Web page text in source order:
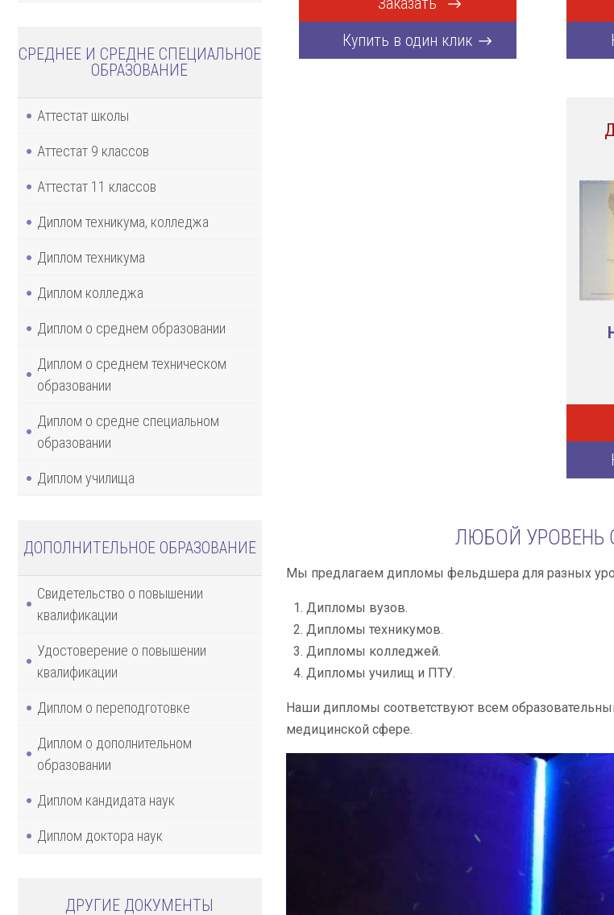
СРЕДНЕЕ И СРЕДНЕ СПЕЦИАЛЬНОЕ
ОБРАЗОВАНИЕ
Аттестат школы
Аттестат 9 классов
Аттестат 11 классов
Диплом техникума, колледжа
Диплом техникума
Диплом колледжа
Диплом о среднем образовании
Диплом о среднем техническом
образовании
Диплом о средне специальном
образовании
Диплом училища
ДОПОЛНИТЕЛЬНОЕ ОБРАЗОВАНИЕ
Свидетельство о повышении
квалификации
Удостоверение о повышении
квалификации
Диплом о переподготовке
Диплом о дополнительном
образовании
Диплом кандидата наук
Диплом доктора наук
ДРУГИЕ ДОКУМЕНТЫ
Купить в один клик
ЛЮБОЙ УРОВЕНЬ
Мы предлагаем дипломы фельдшера для разных
Дипломы вузов.
Дипломы техникумов.
Дипломы колледжей.
Дипломы училищ и ПТУ.
Наши дипломы соответствуют всем
медицинской сфере.